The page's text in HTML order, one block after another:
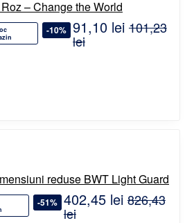
– Change the World
-10% 91,10 lei 101,23
lei
reduse BWT Light Guard
-51% 402,45 lei 826,43
lei